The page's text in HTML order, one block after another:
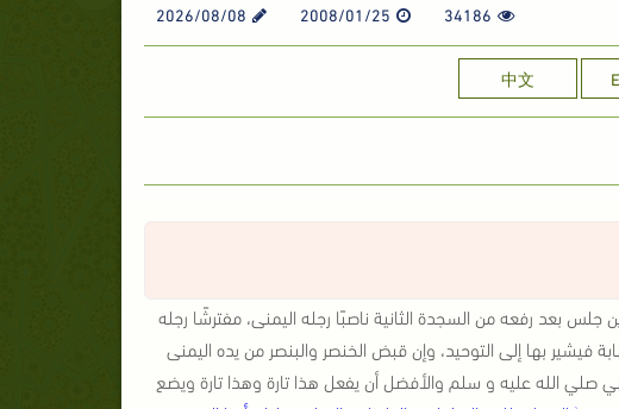
34186
2008/01/25
2026/08/08
中文
جلس بعد رفعه من السجدة الثانية ناصبًا رجله اليمنى، مفترشًا رجله
فيشير بها إلى التوحيد، وإن قبض الخنصر والبنصر من يده اليمنى
صلي الله عليه و سلم والأفضل أن يفعل هذا تارة وهذا تارة ويضع